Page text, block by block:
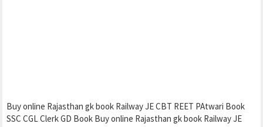
Buy online Rajasthan gk book Railway JE CBT REET PAtwari Book
SSC CGL Clerk GD Book Buy online Rajasthan gk book Railway JE